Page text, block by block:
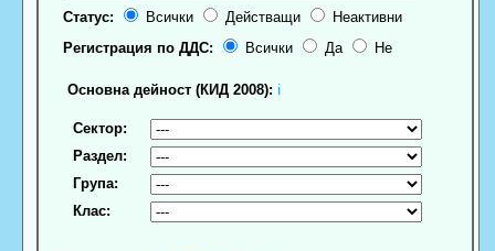
Статус: Всички Действащи
Неактивни
Регистрация по ДДС:
Всички Да Не
Основна дейност (КИД 2008): ℹ
Сектор:
Раздел:
Група:
Клас: